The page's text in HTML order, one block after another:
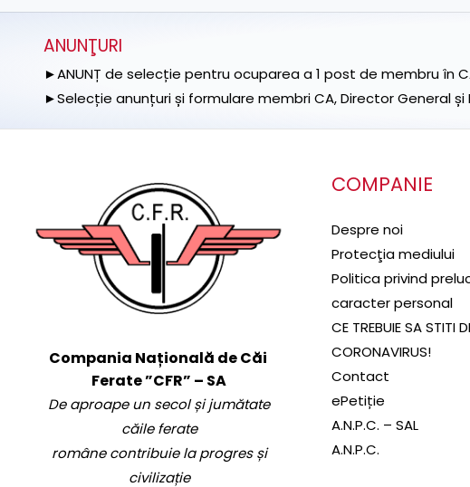
ANUNŢURI
►ANUNȚ de selecție pentru ocuparea a 1 post de membru în
►Selecție anunțuri și formulare membri CA, Director General și
Compania Națională de Căi
Ferate ”CFR” – SA
De aproape un secol și jumătate
căile ferate
române contribuie la progres și
civilizație
COMPANIE
Despre noi
Protecţia mediului
Politica privind
caracter personal
CE TREBUIE SA STITI
CORONAVIRUS!
Contact
ePetiție
A.N.P.C. – SAL
A.N.P.C.